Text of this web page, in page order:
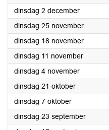
dinsdag 2 december2025
dinsdag 25 november2025
dinsdag 18 november2025
dinsdag 11 november2025
dinsdag 4 november2025
dinsdag 21 oktober2025
dinsdag 7 oktober2025
dinsdag 23 september2025